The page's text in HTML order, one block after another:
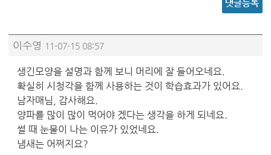
댓글등록
이수영 11-07-15 08:57
생긴모양을 설명과 함께 보니 머리에 잘 들어오네요.
확실히 시청각을 함께 사용하는 것이 학습효과가 있어요.
남자매님, 감사해요.
양파를 많이 많이 먹어야 겠다는 생각을 하게 되네요.
썰 때 눈물이 나는 이유가 있었네요.
냄새는 어쩌지요?